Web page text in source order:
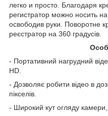
легко и просто. Благодаря
регистратор можно носить
освободив руки. Поворотне
реєстратор на 360 градусів.
- Портативний нагрудний
HD.
- Дозволяє робити відео в
пікселів.
- Широкий кут огляду камери,